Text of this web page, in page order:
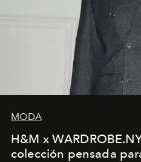
MODA
H&M x
colección pensada